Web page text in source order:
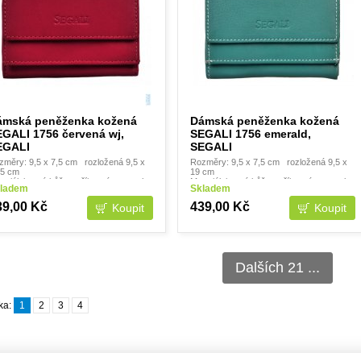
peněženka kožená
1756 červená wj,
9,5 x 7,5 cm rozložená 9,5 x
cm
jemná kůže - příjemná na omak
NE
Kč
Dámská peněženka kožená
SEGALI 1756 emerald,
SEGALI
Rozměry: 9,5 x 7,5 cm rozložená 9,5 x
19 cm
Materiál: jemná kůže - příjemná na omak
Krabička: NE
Skladem
439,00 Kč
Dalších 21 ...
1 2 3 4